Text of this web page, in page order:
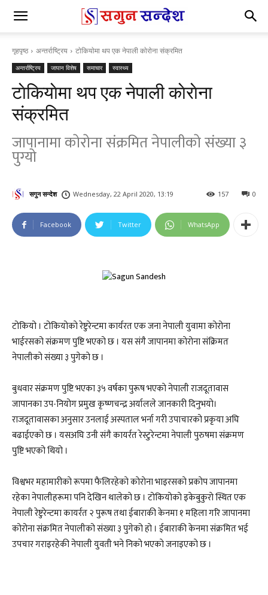
गृहपृष्ठ अन्तर्राष्ट्रिय टाेकियाेमा थप एक नेपाली काेराेना संक्रमित
अन्तर्राष्ट्रिय जापान विशेष समाचार स्वास्थ्य
टाेकियाेमा थप एक नेपाली काेराेना
संक्रमित
जापानामा काेराेना संक्रमित नेपालीकाे संख्या ३
पुग्याे
सगुन सन्देश Wednesday, 22 April 2020, 13:19 0
157
Facebook Twitter WhatsApp
टोकियो । टोकियोकाे रेष्टुरेन्टमा कार्यरत एक जना नेपाली युवामा कोरोना
भाईरसको संक्रमण पुष्टि भएको छ । यस संगै जापानमा काेराेना संक्रिमत
नेपालीकाे संख्या ३ पुगेकाे छ ।
बुधवार संक्रमण पुष्टि भएका ३५ वर्षका पुरूष भएकाे नेपाली राजदूतावास
जापानका उप-नियोग प्रमुख कृष्णचन्द्र अर्यालले जानकारी दिनुभयाे।
राजदूतावासका अनुसार उनलाई अस्पताल भर्ना गरी उपाचारको प्रकृया अघि
बढाईएको छ । यसअघि उनी संगै कायर्रत रेस्टुरेन्टमा नेपाली पुरुषमा संक्रमण
पुष्टि भएको थियो ।
विश्वभर महामारीकाे रूपमा फैलिरहेकाे काेराेना भाइरसकाे प्रकाेप जापानमा
रहेका नेपालीहरूमा पनि देखिन थालेकाे छ । टोकियोकाे इकेबुकुराे स्थित एक
नेपाली रेष्टुरेन्टमा कायर्रत २ पुरूष तथा ईबाराकी केनमा १ महिला गरि जापानमा
कोरोना संक्रमित नेपालीको संख्या ३ पुगेको हाे । ईबाराकी केनमा संक्रमित भई
उपचार गराइरहेकी नेपाली युवती भने निकाे भएकाे जनाइएकाे छ ।